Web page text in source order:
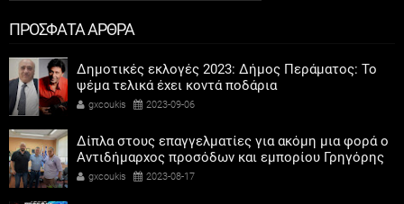
ΠΡΟΣΦΑΤΑ ΑΡΘΡΑ
Δημοτικές εκλογές 2023: Δήμος Περάματος: Το
ψέμα τελικά έχει κοντά ποδάρια
gxcoukis 2023-09-06
Δίπλα στους επαγγελματίες για ακόμη μια φορά ο
Αντιδήμαρχος προσόδων και εμπορίου Γρηγόρης
Καψοκόλης
gxcoukis 2023-08-17